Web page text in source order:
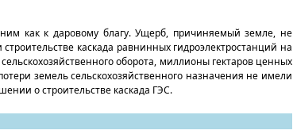
как к даровому благу. Ущерб, причиняемый земле, не
каскада равнинных гидроэлектростанций на
оборота, миллионы гектаров ценных
земель сельскохозяйственного назначения не имели
о строительстве каскада ГЭС.